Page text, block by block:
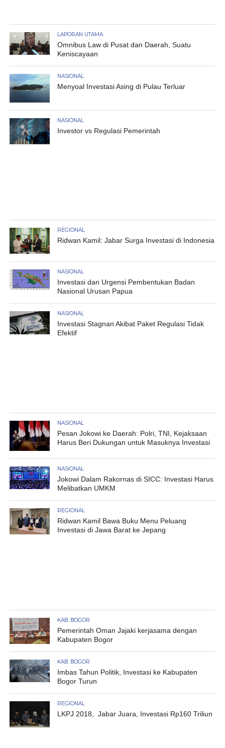
LAPORAN UTAMA
Omnibus Law di Pusat dan Daerah, Suatu
Keniscayaan
NASIONAL
Menyoal Investasi Asing di Pulau Terluar
NASIONAL
Investor vs Regulasi Pemerintah
REGIONAL
Ridwan Kamil: Jabar Surga Investasi di Indonesia
NASIONAL
Investasi dan Urgensi Pembentukan Badan
Nasional Urusan Papua
NASIONAL
Investasi Stagnan Akibat Paket Regulasi Tidak
Efektif
NASIONAL
Pesan Jokowi ke Daerah: Polri, TNI, Kejaksaan
Harus Beri Dukungan untuk Masuknya Investasi
NASIONAL
Jokowi Dalam Rakornas di SICC: Investasi Harus
Melibatkan UMKM
REGIONAL
Ridwan Kamil Bawa Buku Menu Peluang
Investasi di Jawa Barat ke Jepang
KAB. BOGOR
Pemerintah Oman Jajaki kerjasama dengan
Kabupaten Bogor
KAB. BOGOR
Imbas Tahun Politik, Investasi ke Kabupaten
Bogor Turun
REGIONAL
LKPJ 2018, Jabar Juara, Investasi Rp160 Triliun